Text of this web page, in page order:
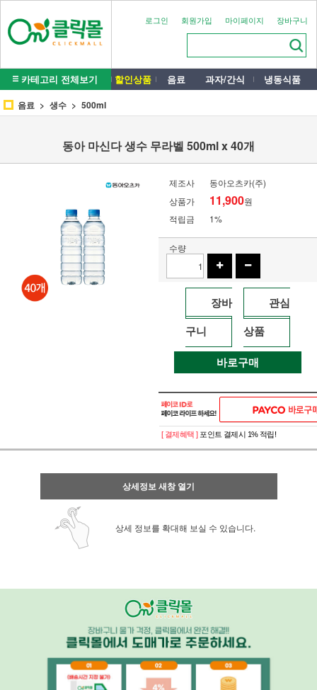
로그인 회원가입 마이페이지 장바구니
카테고리 전체보기 할인상품 음료 과자/간식 냉동식품
음료 생수 500ml
동아 마신다 생수 무라벨 500ml x 40개
제조사
동아오츠카(주)
상품가
11,900원
적립금
1%
수량
장바
구니
관심
상품
바로구매
[ 결제혜택 ] 포인트 결제시 1% 적립!
상세정보 새창 열기
상세 정보를 확대해 보실 수 있습니다.